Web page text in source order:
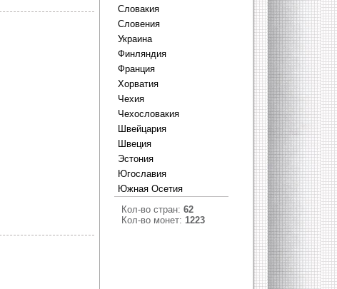
Словакия
Словения
Украина
Финляндия
Франция
Хорватия
Чехия
Чехословакия
Швейцария
Швеция
Эстония
Югославия
Южная Осетия
Кол-во стран: 62
Кол-во монет: 1223